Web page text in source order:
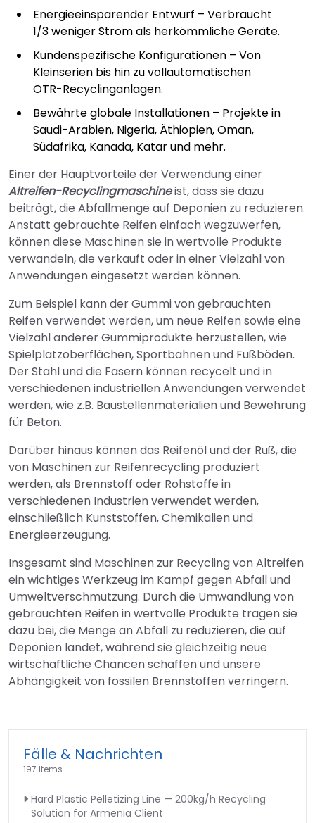
Energieeinsparender Entwurf – Verbraucht
1/3 weniger Strom als herkömmliche Geräte.
Kundenspezifische Konfigurationen – Von
Kleinserien bis hin zu vollautomatischen
OTR-Recyclinganlagen.
Bewährte globale Installationen – Projekte in
Saudi-Arabien, Nigeria, Äthiopien, Oman,
Südafrika, Kanada, Katar und mehr.
Einer der Hauptvorteile der Verwendung einer
Altreifen-Recyclingmaschineist, dass sie dazu
beiträgt, die Abfallmenge auf Deponien zu reduzieren.
Anstatt gebrauchte Reifen einfach wegzuwerfen,
können diese Maschinen sie in wertvolle Produkte
verwandeln, die verkauft oder in einer Vielzahl von
Anwendungen eingesetzt werden können.
Zum Beispiel kann der Gummi von gebrauchten
Reifen verwendet werden, um neue Reifen sowie eine
Vielzahl anderer Gummiprodukte herzustellen, wie
Spielplatzoberflächen, Sportbahnen und Fußböden.
Der Stahl und die Fasern können recycelt und in
verschiedenen industriellen Anwendungen verwendet
werden, wie z.B. Baustellenmaterialien und Bewehrung
für Beton.
Darüber hinaus können das Reifenöl und der Ruß, die
von Maschinen zur Reifenrecycling produziert
werden, als Brennstoff oder Rohstoffe in
verschiedenen Industrien verwendet werden,
einschließlich Kunststoffen, Chemikalien und
Energieerzeugung.
Insgesamt sind Maschinen zur Recycling von Altreifen
ein wichtiges Werkzeug im Kampf gegen Abfall und
Umweltverschmutzung. Durch die Umwandlung von
gebrauchten Reifen in wertvolle Produkte tragen sie
dazu bei, die Menge an Abfall zu reduzieren, die auf
Deponien landet, während sie gleichzeitig neue
wirtschaftliche Chancen schaffen und unsere
Abhängigkeit von fossilen Brennstoffen verringern.
Fälle & Nachrichten
197 Items
Hard Plastic Pelletizing Line — 200kg/h Recycling
Solution for Armenia Client